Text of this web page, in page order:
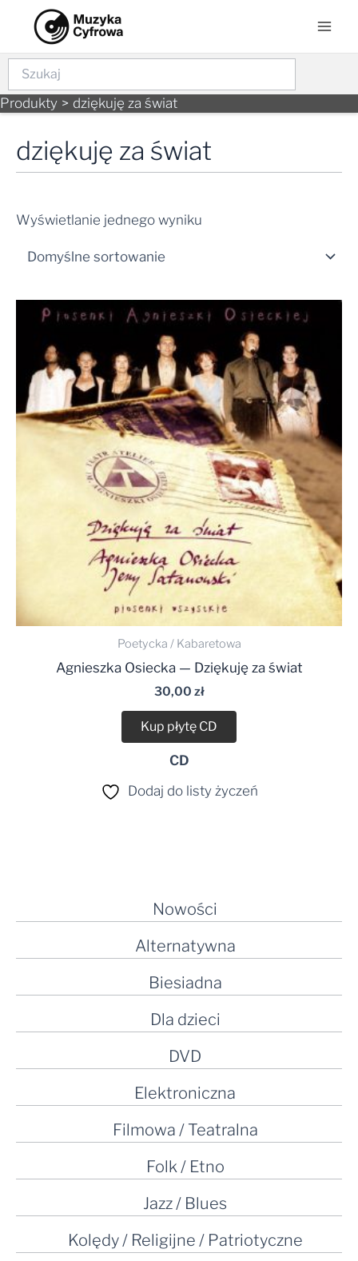
content
Szukaj
Produkty dziękuję za świat
Nowości
Alternatywna
Biesiadna
Dla dzieci
DVD
Elektroniczna
Filmowa / Teatralna
Folk / Etno
Jazz / Blues
Kolędy / Religijne / Patriotyczne
dziękuję za świat
Wyświetlanie jednego wyniku
Poetycka / Kabaretowa
Agnieszka Osiecka — Dziękuję za świat
30,00 zł
Kup płytę CD
CD
Dodaj do listy życzeń